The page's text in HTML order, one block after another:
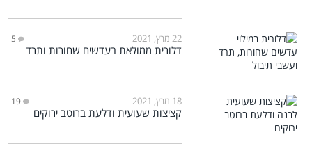
22 מרץ, 2021 5
דלורית ממולאת בעדשים שחורות ותרד
18 מרץ, 2021 19
קציצות שעועית ודלעת ברוטב ירוקים